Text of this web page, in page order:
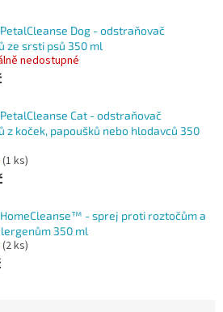
Dog - odstraňovač
ze srsti psů 350 ml
nedostupné
Cat - odstraňovač
z koček, papoušků nebo hlodavců 350
(1 ks)
- sprej proti roztočům a
350 ml
(2 ks)